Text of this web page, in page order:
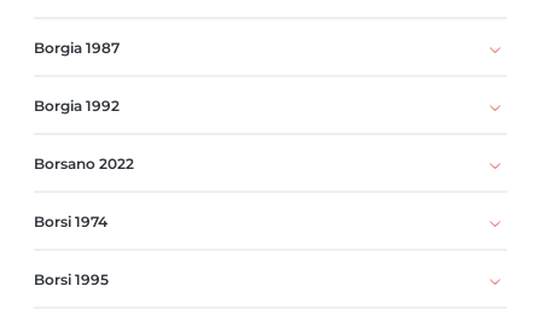
Borgia 1987
Borgia 1992
Borsano 2022
Borsi 1974
Borsi 1995